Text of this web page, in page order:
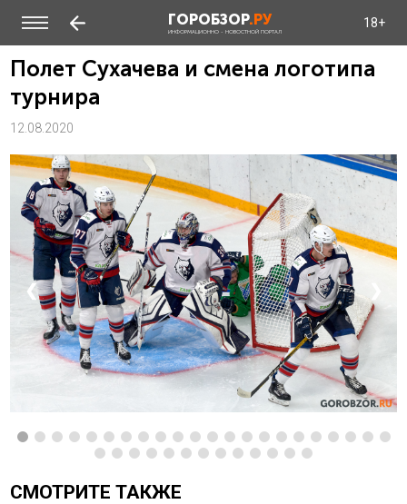
ГОРОБЗОР.РУ
ИНФОРМАЦИОННО - НОВОСТНОЙ ПОРТАЛ
18+
Полет Сухачева и смена логотипа
турнира
12.08.2020
❮
СМОТРИТЕ ТАКЖЕ